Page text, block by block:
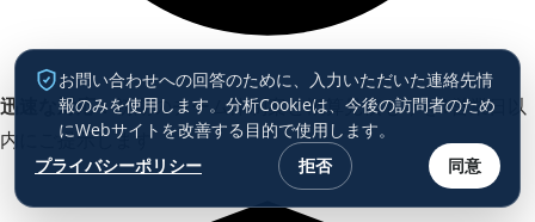
迅速な対応：初期のチーム体制案と概算見積もりを1営業日以
内にご提示します
お問い合わせへの回答のために、入力いただいた連絡先情
報のみを使用します。分析Cookieは、今後の訪問者のため
にWebサイトを改善する目的で使用します。
プライバシーポリシー
拒否 同意